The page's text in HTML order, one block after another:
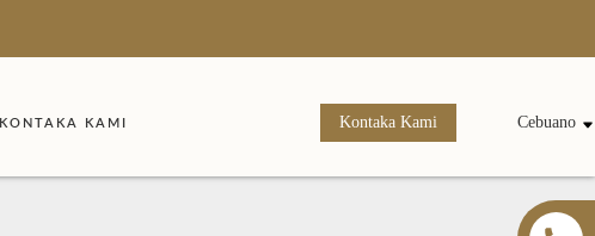
KONTAKA KAMI Kontaka Kami Cebuano